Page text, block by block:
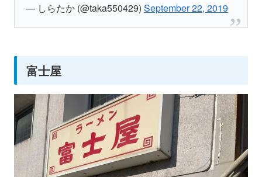
— しらたか (@taka550429)September 22, 2019
富士屋